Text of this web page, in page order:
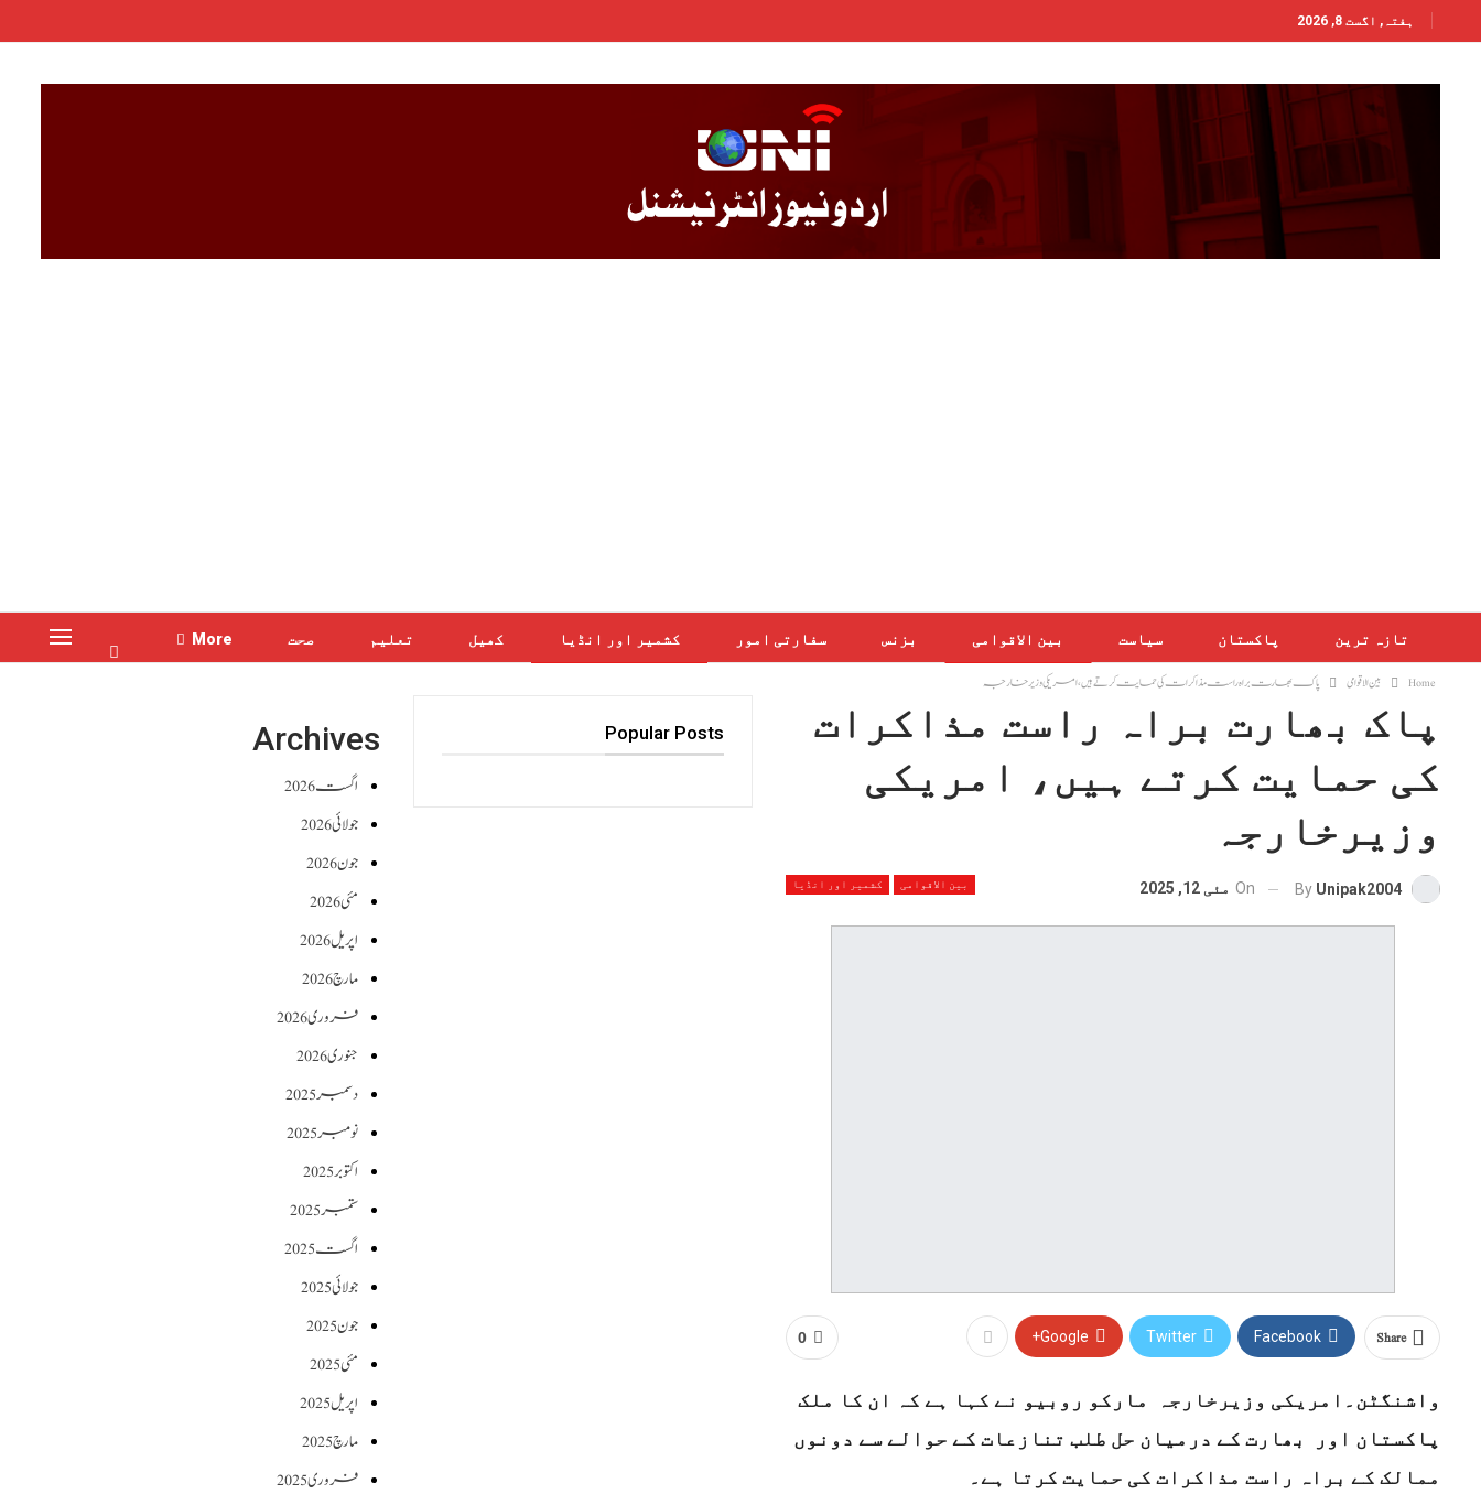
ہفتہ, اگست 8, 2026
تازہ ترین پاکستان سیاست بین الاقوامی بزنس سفارتی امور کشمیر اور انڈیا کھیل تعلیم صحت More
Home بین الاقوامی پاک بھارت براہ راست مذاکرات کی حمایت کرتے ہیں، امریکی وزیرخارجہ
پاک بھارت براہ راست مذاکرات
کی حمایت کرتے ہیں، امریکی
وزیرخارجہ
بین الاقوامی کشمیر اور انڈیا By Unipak2004
On مئی 12, 2025
0 Share
Facebook
Twitter
Google+
واشنگٹن۔امریکی وزیرخارجہ مارکو روبیو نے کہا ہے کہ ان کا ملک
پاکستان اور بھارت کے درمیان حل طلب تنازعات کے حوالے سے دونوں
ممالک کے براہ راست مذاکرات کی حمایت کرتا ہے۔
Popular Posts
Archives
اگست 2026
جولائی 2026
جون 2026
مئی 2026
اپریل 2026
مارچ 2026
فروری 2026
جنوری 2026
دسمبر 2025
نومبر 2025
اکتوبر 2025
ستمبر 2025
اگست 2025
جولائی 2025
جون 2025
مئی 2025
اپریل 2025
مارچ 2025
فروری 2025